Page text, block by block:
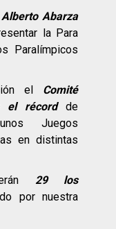
Alberto Abarza
la Para
Paralímpicos
el Comité
el récordde
Juegos
en distintas
29 los
por nuestra